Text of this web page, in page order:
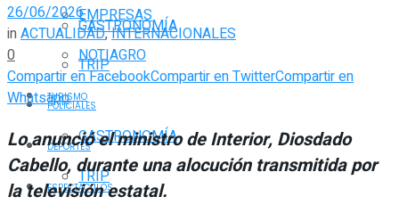
GASTRONOMÍA
TRIP
POLICIALES
DEPORTES
ESPECTÁCULOS
EMPRESAS
NOTIAGRO
TURISMO
GASTRONOMÍA
TRIP
26/06/2026
inACTUALIDAD,INTERNACIONALES
0
Compartir en FacebookCompartir en TwitterCompartir en
Whatsapp
Lo anunció el ministro de Interior, Diosdado
Cabello, durante una alocución transmitida por
la televisión estatal.